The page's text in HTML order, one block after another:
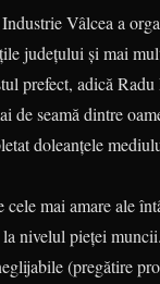
Vâlcea a
județului și mai
prefect, adică
de seamă dintre
doleanțele
mai amare ale
nivelul pieței
(pregătire